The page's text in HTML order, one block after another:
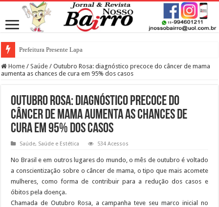
Prefeitura Presente Lapa
Home / Saúde / Outubro Rosa: diagnóstico precoce do câncer de mama
aumenta as chances de cura em 95% dos casos
Outubro Rosa: diagnóstico precoce do
câncer de mama aumenta as chances de
cura em 95% dos casos
Saúde, Saúde e Estética 534 Acessos
No Brasil e em outros lugares do mundo, o mês de outubro é voltado
a conscientização sobre o câncer de mama, o tipo que mais acomete
mulheres, como forma de contribuir para a redução dos casos e
óbitos pela doença.
Chamada de Outubro Rosa, a campanha teve seu marco inicial no